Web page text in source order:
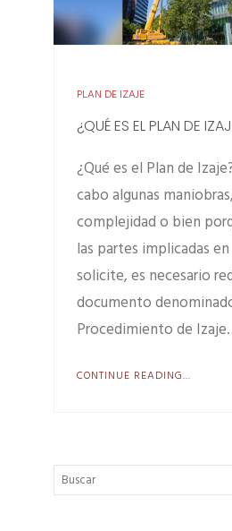
PLAN DE IZAJE
¿QUÉ ES EL PLAN DE
¿Qué es el Plan de
cabo algunas
complejidad o bien
las partes implicadas
solicite, es necesario
documento
Procedimiento de
CONTINUE READING...